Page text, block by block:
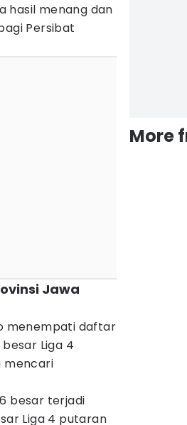
hasil menang dan
Persibat
Jawa
menempati daftar
Liga 4
mencari
besar terjadi
Liga 4 putaran
More